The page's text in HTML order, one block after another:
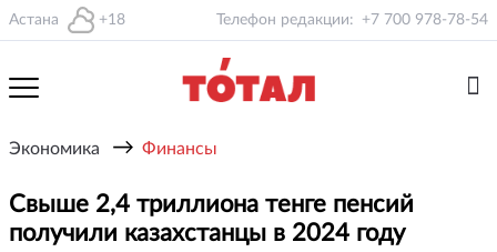
Астана +18 Телефон редакции: +7 700 978-78-54
Экономика → Финансы
Свыше 2,4 триллиона тенге пенсий
получили казахстанцы в 2024 году